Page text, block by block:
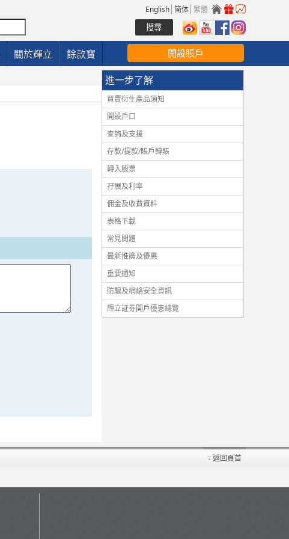
English 简体 繁體
關於輝立 餘款寶 開設賬戶
進一步了解
買賣衍生產品須知
開設戶口
查詢及支援
存款/提款/賬戶轉賬
轉入股票
孖展及利率
佣金及收費資料
表格下載
常見問題
最新推廣及優惠
重要通知
防騙及網絡安全資訊
輝立証券開戶優惠總覽
返回頁首